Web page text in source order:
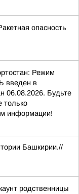
опасность
Режим
в
06.08.2026. Будьте
только
информации!
Башкирии.//
родственницы